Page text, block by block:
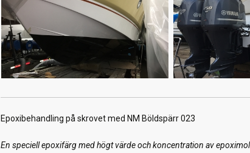
Epoxibehandling på skrovet med NM Böldspärr 023
En speciell epoxifärg med högt värde och koncentration av